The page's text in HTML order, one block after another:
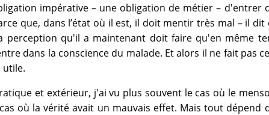
impérative – une obligation de métier – d'entrer
que, dans l’état où il est, il doit mentir très mal – il dit
perception qu'il a maintenant doit faire qu'en même
dans la conscience du malade. Et alors il ne fait pas
utile.
et extérieur, j'ai vu plus souvent le cas où le
où la vérité avait un mauvais effet. Mais tout dépend